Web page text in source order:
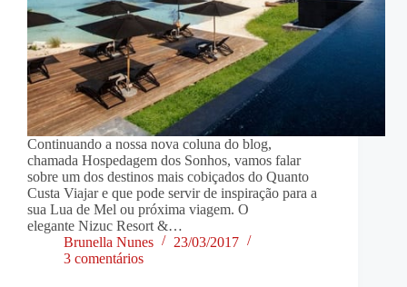
Continuando a nossa nova coluna do blog,
chamada Hospedagem dos Sonhos, vamos falar
sobre um dos destinos mais cobiçados do Quanto
Custa Viajar e que pode servir de inspiração para a
sua Lua de Mel ou próxima viagem. O
elegante Nizuc Resort &…
Brunella Nunes
23/03/2017
3 comentários